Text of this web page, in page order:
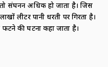
संघनन अधिक हो जाता है। जिस
लीटर पानी धरती पर गिरता है।
की घटना कहा जाता है।